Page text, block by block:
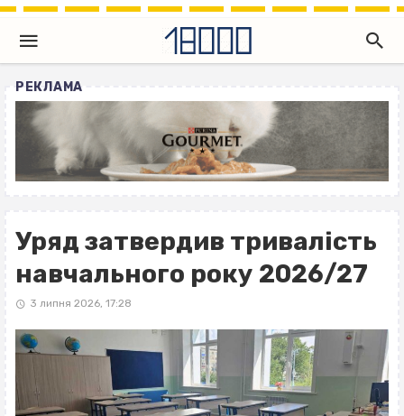
РЕКЛАМА
Уряд затвердив тривалість
навчального року 2026/27
3 липня 2026, 17:28